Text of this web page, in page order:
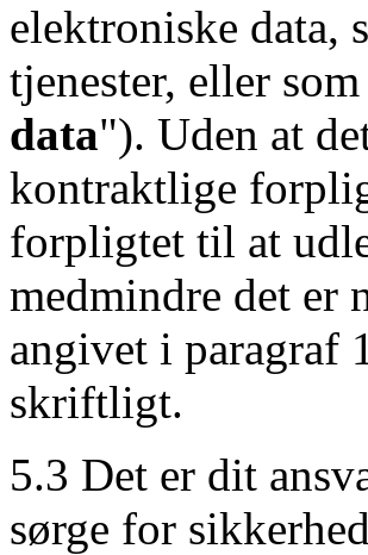
elektroniske data,
tjenester, eller
data"). Uden at
kontraktlige
forpligtet til at
medmindre det er
angivet i paragraf
skriftligt.
5.3 Det er dit
sørge for